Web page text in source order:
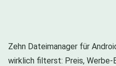
Zehn Dateimanager für
wirklich filterst: Preis, Werbe-